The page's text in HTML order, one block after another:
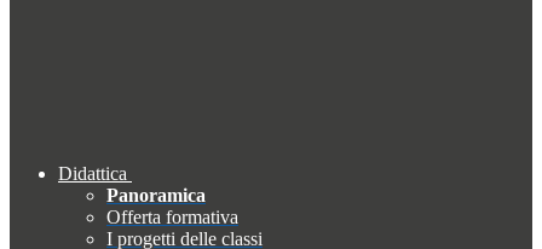
Didattica
Panoramica
Offerta formativa
I progetti delle classi